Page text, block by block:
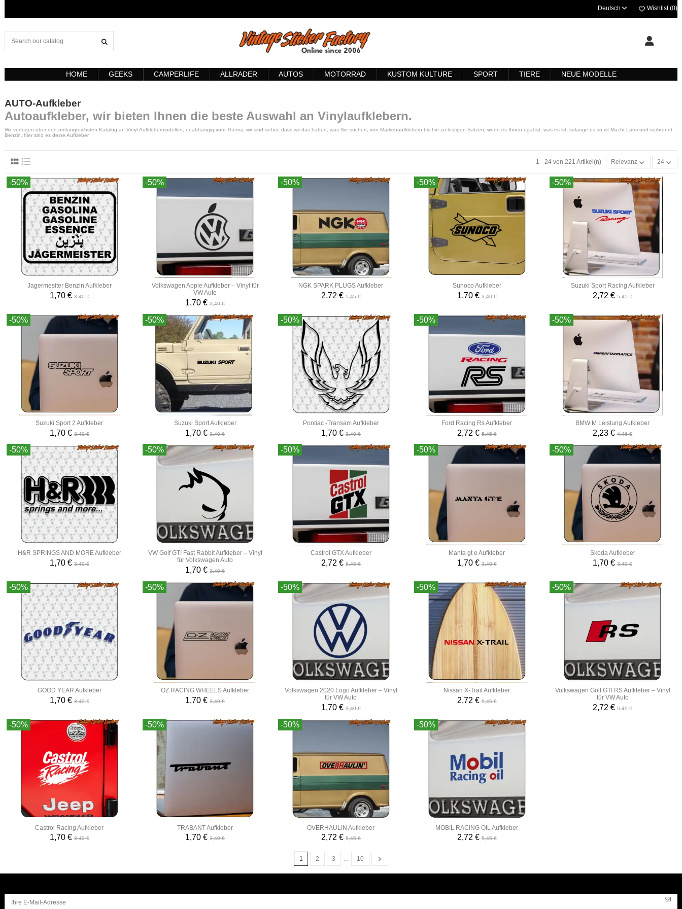
Deutsch Wishlist (0)
HOME GEEKS CAMPERLIFE ALLRADER AUTOS MOTORRAD KUSTOM KULTURE SPORT TIERE NEUE MODELLE
AUTO-Aufkleber
Autoaufkleber, wir bieten Ihnen die beste Auswahl an Vinylaufklebern.
Wir verfügen über den umfangreichsten Katalog an Vinyl-Aufklebermodellen, unabhängig vom Thema, wir sind sicher, dass wir das haben, was Sie suchen, von Markenaufklebern bis hin zu lustigen Sätzen, wenn es Ihnen egal ist, was es ist, solange es so ist Macht Lärm und verbrennt
Benzin, hier sind es deine Aufkleber.
1 - 24 von 221 Artikel(n) Relevanz 24
-50%
Jagermesiter Benzin Aufkleber
1,70 € 3,40 €
-50%
Volkswagen Apple Aufkleber – Vinyl für
VW Auto
1,70 €3,40 €
-50%
NGK SPARK PLUGS Aufkleber
2,72 € 5,45 €
-50%
Sunoco Aufkleber
1,70 €3,40 €
-50%
Suzuki Sport Racing Aufkleber
2,72 €5,45 €
-50%
Suzuki Sport 2 Aufkleber
1,70 € 3,40 €
-50%
Suzuki Sport Aufkleber
1,70 €3,40 €
-50%
Pontiac -Transam Aufkleber
1,70 € 3,40 €
-50%
Ford Racing Rs Aufkleber
2,72 €5,45 €
-50%
BMW M Leistung Aufkleber
2,23 €4,46 €
-50%
H&R SPRINGS AND MORE Aufkleber
1,70 € 3,40 €
-50%
VW Golf GTI Fast Rabbit Aufkleber – Vinyl
für Volkswagen Auto
1,70 €3,40 €
-50%
Castrol GTX Aufkleber
2,72 € 5,45 €
-50%
Manta gt e Aufkleber
1,70 €3,40 €
-50%
Skoda Aufkleber
1,70 €3,40 €
-50%
GOOD YEAR Aufkleber
1,70 € 3,40 €
-50%
OZ RACING WHEELS Aufkleber
1,70 €3,40 €
-50%
Volkswagen 2020 Logo Aufkleber – Vinyl
für VW Auto
1,70 € 3,40 €
-50%
Nissan X-Trail Aufkleber
2,72 €5,45 €
-50%
Volkswagen Golf GTI RS Aufkleber – Vinyl
für VW Auto
2,72 €5,45 €
-50%
Castrol Racing Aufkleber
1,70 € 3,40 €
-50%
TRABANT Aufkleber
1,70 €3,40 €
-50%
OVERHAULIN Aufkleber
2,72 € 5,45 €
-50%
MOBIL RACING OIL Aufkleber
2,72 €5,45 €
1 2 3 … 10